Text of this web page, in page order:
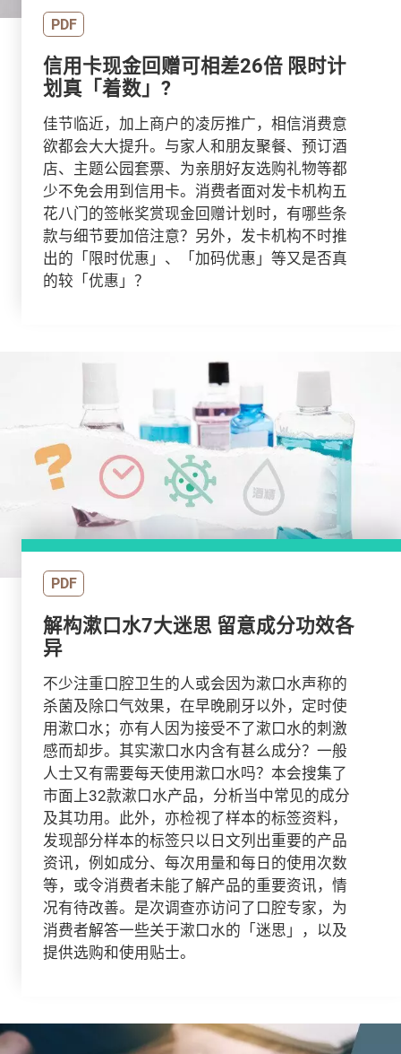
PDF
信用卡现金回赠可相差26倍 限时计
划真「着数」?
佳节临近，加上商户的凌厉推广，相信消费意
欲都会大大提升。与家人和朋友聚餐、预订酒
店、主题公园套票、为亲朋好友选购礼物等都
少不免会用到信用卡。消费者面对发卡机构五
花八门的签帐奖赏现金回赠计划时，有哪些条
款与细节要加倍注意？另外，发卡机构不时推
出的「限时优惠」、「加码优惠」等又是否真
的较「优惠」？
PDF
解构漱口水7大迷思 留意成分功效各
异
不少注重口腔卫生的人或会因为漱口水声称的
杀菌及除口气效果，在早晚刷牙以外，定时使
用漱口水；亦有人因为接受不了漱口水的刺激
感而却步。其实漱口水内含有甚么成分？一般
人士又有需要每天使用漱口水吗？本会搜集了
市面上32款漱口水产品，分析当中常见的成分
及其功用。此外，亦检视了样本的标签资料，
发现部分样本的标签只以日文列出重要的产品
资讯，例如成分、每次用量和每日的使用次数
等，或令消费者未能了解产品的重要资讯，情
况有待改善。是次调查亦访问了口腔专家，为
消费者解答一些关于漱口水的「迷思」，以及
提供选购和使用贴士。